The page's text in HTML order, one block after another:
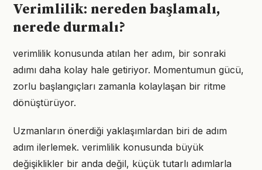
Verimlilik: nereden başlamalı,
nerede durmalı?
verimlilik konusunda atılan her adım, bir sonraki
adımı daha kolay hale getiriyor. Momentumun gücü,
zorlu başlangıçları zamanla kolaylaşan bir ritme
dönüştürüyor.
Uzmanların önerdiği yaklaşımlardan biri de adım
adım ilerlemek. verimlilik konusunda büyük
değişiklikler bir anda değil, küçük tutarlı adımlarla